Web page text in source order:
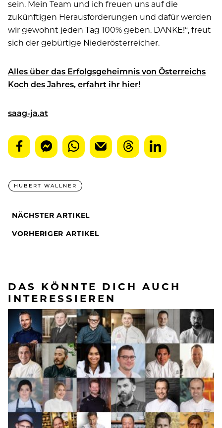
sein. Mein Team und ich freuen uns auf die
zukünftigen Herausforderungen und dafür werden
wir gewohnt jeden Tag 100% geben. DANKE!“, freut
sich der gebürtige Niederösterreicher.
Alles über das Erfolgsgeheimnis von Österreichs
Koch des Jahres, erfahrt ihr hier!
saag-ja.at
HUBERT WALLNER
NÄCHSTER ARTIKEL
VORHERIGER ARTIKEL
DAS KÖNNTE DICH AUCH
INTERESSIEREN